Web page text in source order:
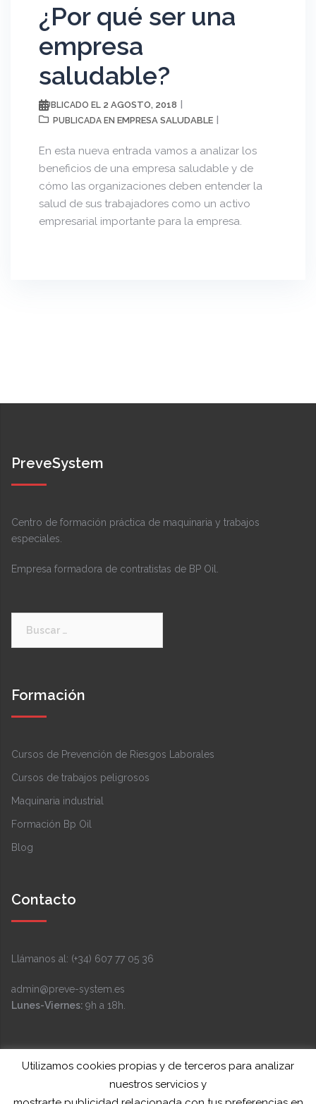
¿Por qué ser una
empresa
saludable?
PUBLICADO EL 2 AGOSTO, 2018
PUBLICADA EN EMPRESA SALUDABLE
En esta nueva entrada vamos a analizar los
beneficios de una empresa saludable y de
cómo las organizaciones deben entender la
salud de sus trabajadores como un activo
empresarial importante para la empresa.
PreveSystem
Centro de formación práctica de maquinaria y trabajos
especiales.
Empresa formadora de contratistas de BP Oil.
Formación
Cursos de Prevención de Riesgos Laborales
Cursos de trabajos peligrosos
Maquinaria industrial
Formación Bp Oil
Blog
Contacto
Llámanos al: (+34) 607 77 05 36
admin@preve-system.es
Lunes-Viernes: 9h a 18h.
Facebook InstagramLinkedIn YouTube Twitter
Utilizamos cookies propias y de terceros para analizar
nuestros servicios y